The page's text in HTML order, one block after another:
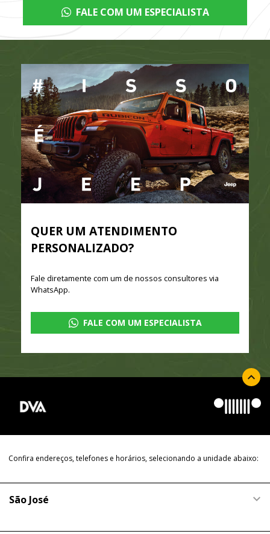
FALE COM UM ESPECIALISTA
QUER UM ATENDIMENTO
PERSONALIZADO?
Fale diretamente com um de nossos consultores via
WhatsApp.
FALE COM UM ESPECIALISTA
Confira endereços, telefones e horários, selecionando a unidade abaixo:
São José